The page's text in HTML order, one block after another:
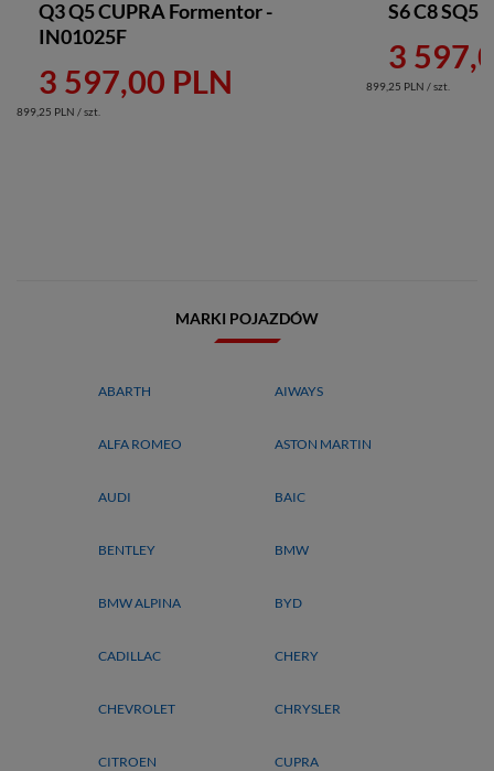
Q3 Q5 CUPRA Formentor -
IN01025F
3 597,00 PLN
899,25 PLN / szt.
S6 C8 SQ5
3
899,25 PLN / szt.
MARKI POJAZDÓW
ABARTH AIWAYS
ALFA ROMEO ASTON MARTIN
AUDI BAIC
BENTLEY BMW
BMW ALPINA BYD
CADILLAC CHERY
CHEVROLET CHRYSLER
CITROEN CUPRA